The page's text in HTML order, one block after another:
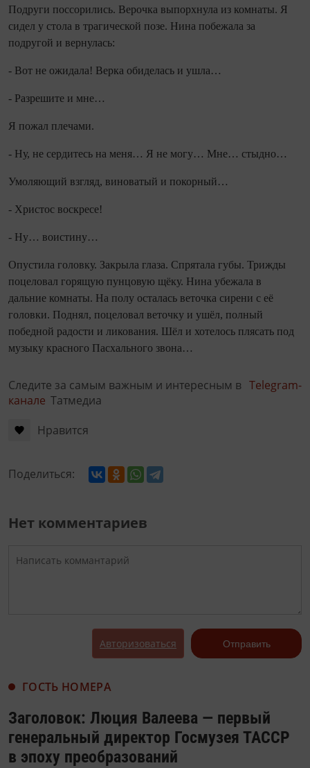
Подруги поссорились. Верочка выпорхнула из ком­наты. Я
сидел у стола в трагической позе. Нина побе­жала за
подругой и вернулась:
- Вот не ожидала! Верка обиделась и ушла…
- Разрешите и мне…
Я пожал плечами.
- Ну, не сердитесь на меня… Я не могу… Мне… стыдно…
Умоляющий взгляд, виноватый и покорный…
- Христос воскресе!
- Ну… воистину…
Опустила головку. Закрыла глаза. Спрятала губы. Трижды
поцеловал горящую пунцовую щёку. Нина убежала в
дальние комнаты. На полу осталась веточ­ка сирени с её
головки. Поднял, поцеловал веточку и ушёл, полный
победной радости и ликования. Шёл и хотелось плясать под
музыку красного Пасхального звона…
Следите за самым важным и интересным в Telegram-
канале Татмедиа
Нравится
Поделиться:
Нет комментариев
Авторизоваться Отправить
ГОСТЬ НОМЕРА
Заголовок: Люция Валеева — первый
генеральный директор Госмузея ТАССР
в эпоху преобразований